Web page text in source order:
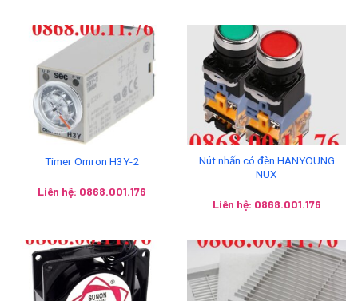
Timer Omron H3Y-2
Liên hệ: 0868.001.176
Nút nhấn có đèn HANYOUNG
NUX
Liên hệ: 0868.001.176